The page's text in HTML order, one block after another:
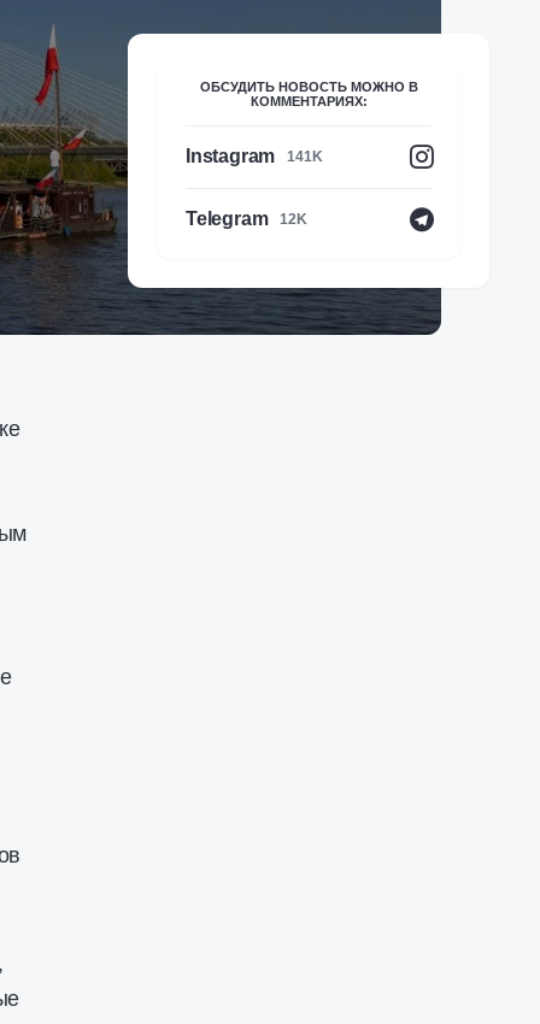
ОБСУДИТЬ НОВОСТЬ МОЖНО В
КОММЕНТАРИЯХ:
Instagram 141K
Telegram 12K